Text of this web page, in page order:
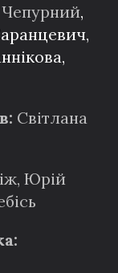
,
Світлана
Юрій